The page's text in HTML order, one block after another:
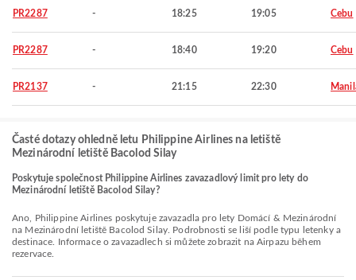
PR2287 - 18:25 19:05 Cebu
PR2287 - 18:40 19:20 Cebu
PR2137 - 21:15 22:30
Časté dotazy ohledně letu Philippine Airlines na letiště
Mezinárodní letiště Bacolod Silay
Poskytuje společnost Philippine Airlines zavazadlový limit pro lety do
Mezinárodní letiště Bacolod Silay?
Ano, Philippine Airlines poskytuje zavazadla pro lety Domácí & Mezinárodní
na Mezinárodní letiště Bacolod Silay. Podrobnosti se liší podle typu letenky a
destinace. Informace o zavazadlech si můžete zobrazit na Airpazu během
rezervace.